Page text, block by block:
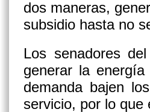
dos maneras,
subsidio hasta no
Los senadores
generar la
demanda bajen
servicio, por lo que